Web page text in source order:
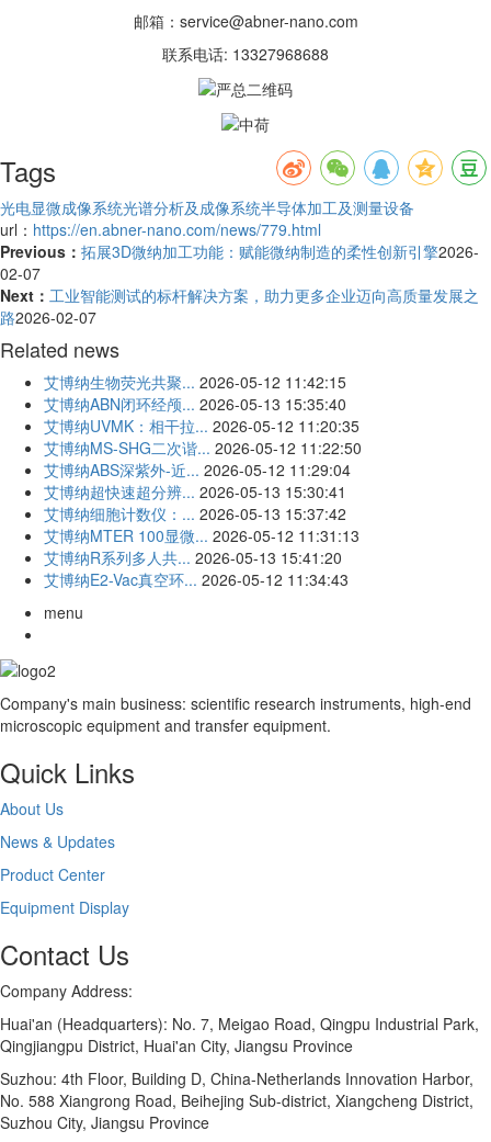
邮箱：service@abner-nano.com
联系电话: 13327968688
Tags
光电显微成像系统光谱分析及成像系统半导体加工及测量设备
url： https://en.abner-nano.com/news/779.html
Previous： 拓展3D微纳加工功能：赋能微纳制造的柔性创新引擎2026-
02-07
Next： 工业智能测试的标杆解决方案，助力更多企业迈向高质量发展之
路2026-02-07
Related news
艾博纳生物荧光共聚... 2026-05-12 11:42:15
艾博纳ABN闭环经颅... 2026-05-13 15:35:40
艾博纳UVMK：相干拉... 2026-05-12 11:20:35
艾博纳MS-SHG二次谐... 2026-05-12 11:22:50
艾博纳ABS深紫外-近... 2026-05-12 11:29:04
艾博纳超快速超分辨... 2026-05-13 15:30:41
艾博纳细胞计数仪：... 2026-05-13 15:37:42
艾博纳MTER 100显微... 2026-05-12 11:31:13
艾博纳R系列多人共... 2026-05-13 15:41:20
艾博纳E2-Vac真空环... 2026-05-12 11:34:43
menu
Company's main business: scientific research instruments, high-end
microscopic equipment and transfer equipment.
Quick Links
About Us
News & Updates
Product Center
Equipment Display
Contact Us
Company Address:
Huai'an (Headquarters): No. 7, Meigao Road, Qingpu Industrial Park,
Qingjiangpu District, Huai'an City, Jiangsu Province
Suzhou: 4th Floor, Building D, China-Netherlands Innovation Harbor,
No. 588 Xiangrong Road, Beihejing Sub-district, Xiangcheng District,
Suzhou City, Jiangsu Province